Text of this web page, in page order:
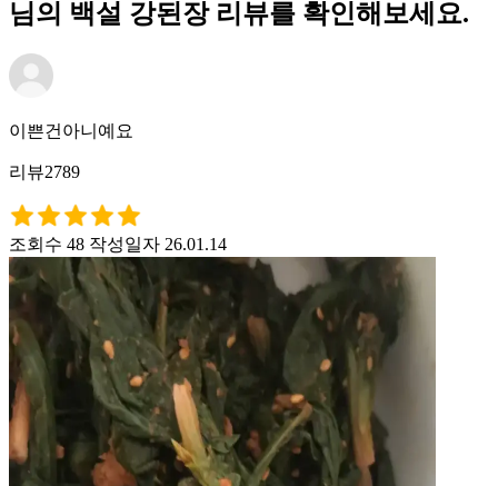
님의 백설 강된장 리뷰를 확인해보세요.
이쁜건아니예요
리뷰2789
조회수 48 작성일자 26.01.14